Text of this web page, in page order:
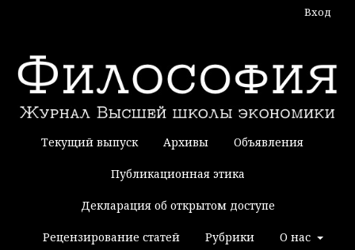
Текущий выпуск Архивы Объявления
Публикационная этика
Декларация об открытом доступе
Рецензирование статей Рубрики О нас
Вход